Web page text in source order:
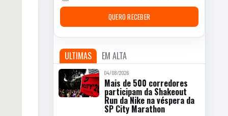
QUERO RECEBER
ULTIMAS EM ALTA
04/08/2026
Mais de 500 corredores
participam da Shakeout
Run da Nike na véspera da
SP City Marathon